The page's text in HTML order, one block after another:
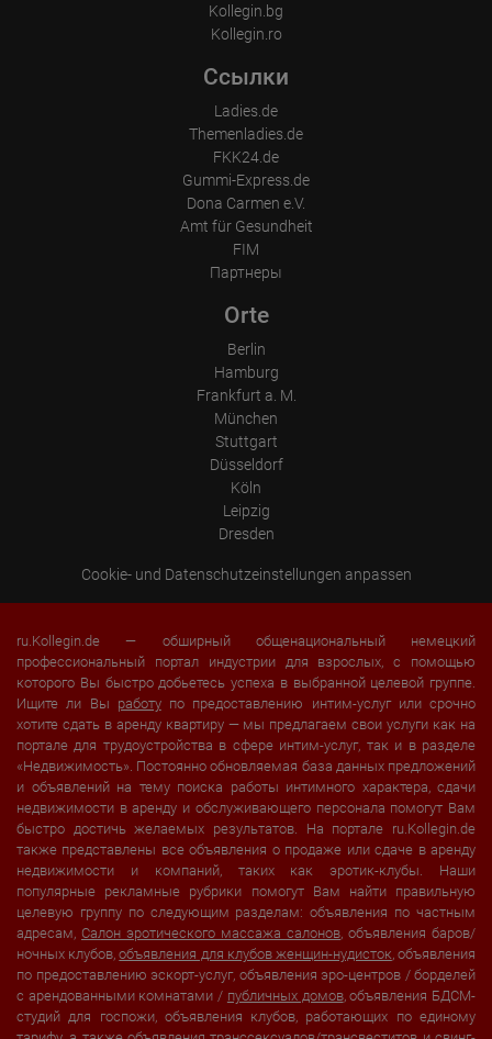
Kollegin.bg
Kollegin.ro
Ссылки
Ladies.de
Themenladies.de
FKK24.de
Gummi-Express.de
Dona Carmen e.V.
Amt für Gesundheit
FIM
Партнеры
Orte
Berlin
Hamburg
Frankfurt a. M.
München
Stuttgart
Düsseldorf
Köln
Leipzig
Dresden
Cookie- und Datenschutzeinstellungen anpassen
ru.Kollegin.de — обширный общенациональный немецкий
профессиональный портал индустрии для взрослых, с помощью
которого Вы быстро добьетесь успеха в выбранной целевой группе.
Ищите ли Вы работупо предоставлению интим-услуг или срочно
хотите сдать в аренду квартиру — мы предлагаем свои услуги как на
портале для трудоустройства в сфере интим-услуг, так и в разделе
«Недвижимость». Постоянно обновляемая база данных предложений
и объявлений на тему поиска работы интимного характера, сдачи
недвижимости в аренду и обслуживающего персонала помогут Вам
быстро достичь желаемых результатов. На портале ru.Kollegin.de
также представлены все объявления о продаже или сдаче в аренду
недвижимости и компаний, таких как эротик-клубы. Наши
популярные рекламные рубрики помогут Вам найти правильную
целевую группу по следующим разделам: объявления по частным
адресам, Салон эротического массажа салонов, объявления баров/
ночных клубов,объявления для клубов женщин-нудисток, объявления
по предоставлению эскорт-услуг, объявления эро-центров / борделей
с арендованными комнатами / публичных домов, объявления БДСМ-
студий для госпожи, объявления клубов, работающих по единому